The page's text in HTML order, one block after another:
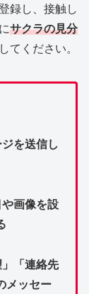
録し、接触し
サクラの見分
てください。
を送信し
画像を設
「連絡先
メッセー